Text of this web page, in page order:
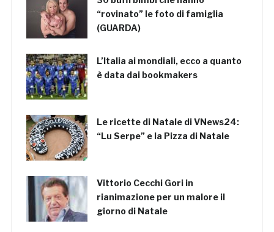
“rovinato” le foto di famiglia
(GUARDA)
L’Italia ai mondiali, ecco a quanto
è data dai bookmakers
Le ricette di Natale di VNews24:
“Lu Serpe” e la Pizza di Natale
Vittorio Cecchi Gori in
rianimazione per un malore il
giorno di Natale